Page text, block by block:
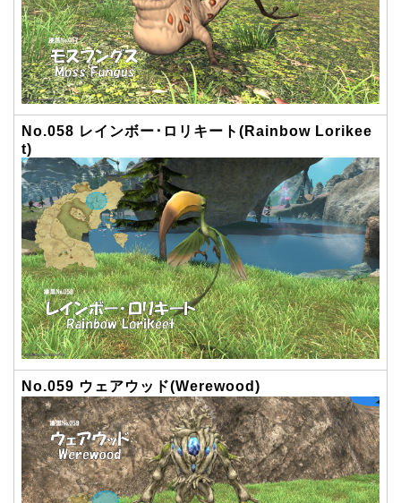
No.058 レインボー･ロリキート(Rainbow Lorikee
t)
No.059 ウェアウッド(Werewood)